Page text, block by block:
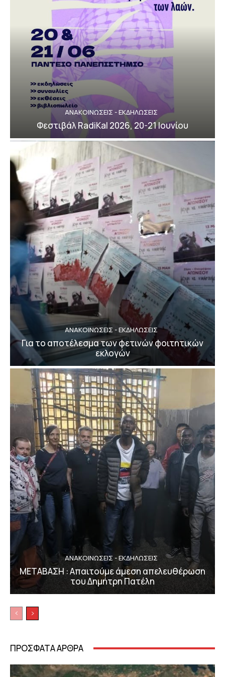
ΑΝΑΚΟΙΝΩΣΕΙΣ - ΕΚΔΗΛΩΣΕΙΣ
Φεστιβάλ RadiKal 2026, 20-21 Ιουνίου
ΑΝΑΚΟΙΝΩΣΕΙΣ - ΕΚΔΗΛΩΣΕΙΣ
Για το αποτέλεσμα των φετινών φοιτητικών
εκλογών
ΑΝΑΚΟΙΝΩΣΕΙΣ - ΕΚΔΗΛΩΣΕΙΣ
ΜΕΤΑΒΑΣΗ : Απαιτούμε άμεση απελευθέρωση
του Δημήτρη Πατέλη
ΠΡΟΣΦΑΤΑ ΑΡΘΡΑ